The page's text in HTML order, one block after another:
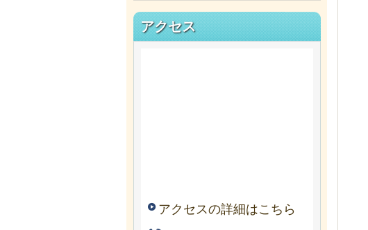
アクセス
アクセスの詳細はこちら